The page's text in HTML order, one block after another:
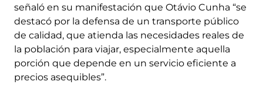
señaló en su manifestación que Otávio Cunha “se
destacó por la defensa de un transporte público
de calidad, que atienda las necesidades reales de
la población para viajar, especialmente aquella
porción que depende en un servicio eficiente a
precios asequibles”.